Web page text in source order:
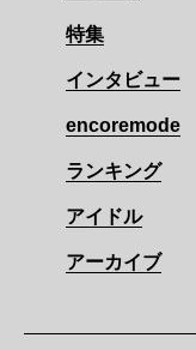
特集
インタビュー
encoremode
ランキング
アイドル
アーカイブ